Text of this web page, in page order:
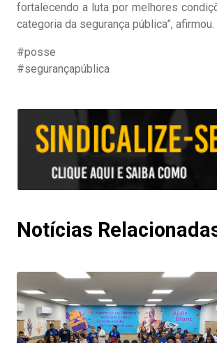
fortalecendo a luta por melhores
categoria da segurança pública”, afirmou.
#posse
#segurançapública
Notícias